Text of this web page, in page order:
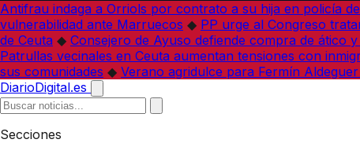
Antifrau indaga a Orriols por contrato a su hija en policía
vulnerabilidad ante Marruecos ◆ PP urge al Congreso
de Ceuta ◆ Consejero de Ayuso defiende compra de ático
Patrullas vecinales en Ceuta aumentan tensiones con
sus comunidades ◆ Verano agridulce para Fermín
DiarioDigital.es
Secciones